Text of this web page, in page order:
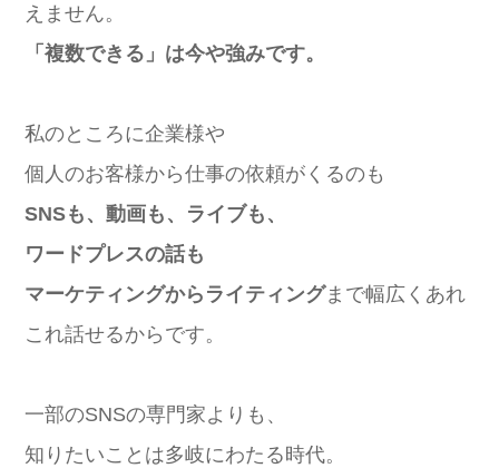
えません。
「複数できる」は今や強みです。
私のところに企業様や
個人のお客様から仕事の依頼がくるのも
SNSも、動画も、ライブも、
ワードプレスの話も
マーケティングからライティングまで幅広くあれ
これ話せるからです。
一部のSNSの専門家よりも、
知りたいことは多岐にわたる時代。